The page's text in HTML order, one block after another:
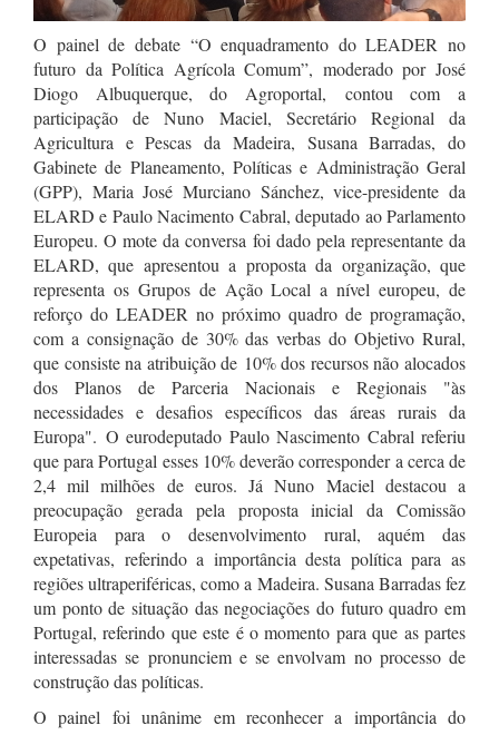
O painel de debate “O enquadramento do LEADER no
futuro da Política Agrícola Comum”, moderado por José
Diogo Albuquerque, do Agroportal, contou com a
participação de Nuno Maciel, Secretário Regional da
Agricultura e Pescas da Madeira, Susana Barradas, do
Gabinete de Planeamento, Políticas e Administração Geral
(GPP), Maria José Murciano Sánchez, vice-presidente da
ELARD e Paulo Nacimento Cabral, deputado ao Parlamento
Europeu. O mote da conversa foi dado pela representante da
ELARD, que apresentou a proposta da organização, que
representa os Grupos de Ação Local a nível europeu, de
reforço do LEADER no próximo quadro de programação,
com a consignação de 30% das verbas do Objetivo Rural,
que consiste na atribuição de 10% dos recursos não alocados
dos Planos de Parceria Nacionais e Regionais "às
necessidades e desafios específicos das áreas rurais da
Europa". O eurodeputado Paulo Nascimento Cabral referiu
que para Portugal esses 10% deverão corresponder a cerca de
2,4 mil milhões de euros. Já Nuno Maciel destacou a
preocupação gerada pela proposta inicial da Comissão
Europeia para o desenvolvimento rural, aquém das
expetativas, referindo a importância desta política para as
regiões ultraperiféricas, como a Madeira. Susana Barradas fez
um ponto de situação das negociações do futuro quadro em
Portugal, referindo que este é o momento para que as partes
interessadas se pronunciem e se envolvam no processo de
construção das políticas.
O painel foi unânime em reconhecer a importância do